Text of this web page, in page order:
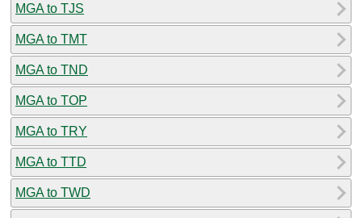
MGA to TJS
MGA to TMT
MGA to TND
MGA to TOP
MGA to TRY
MGA to TTD
MGA to TWD